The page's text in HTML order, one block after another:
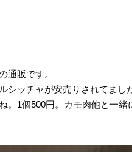
通販です。
シッチャが安売りされてまし
。1個500円。カモ肉他と一緒